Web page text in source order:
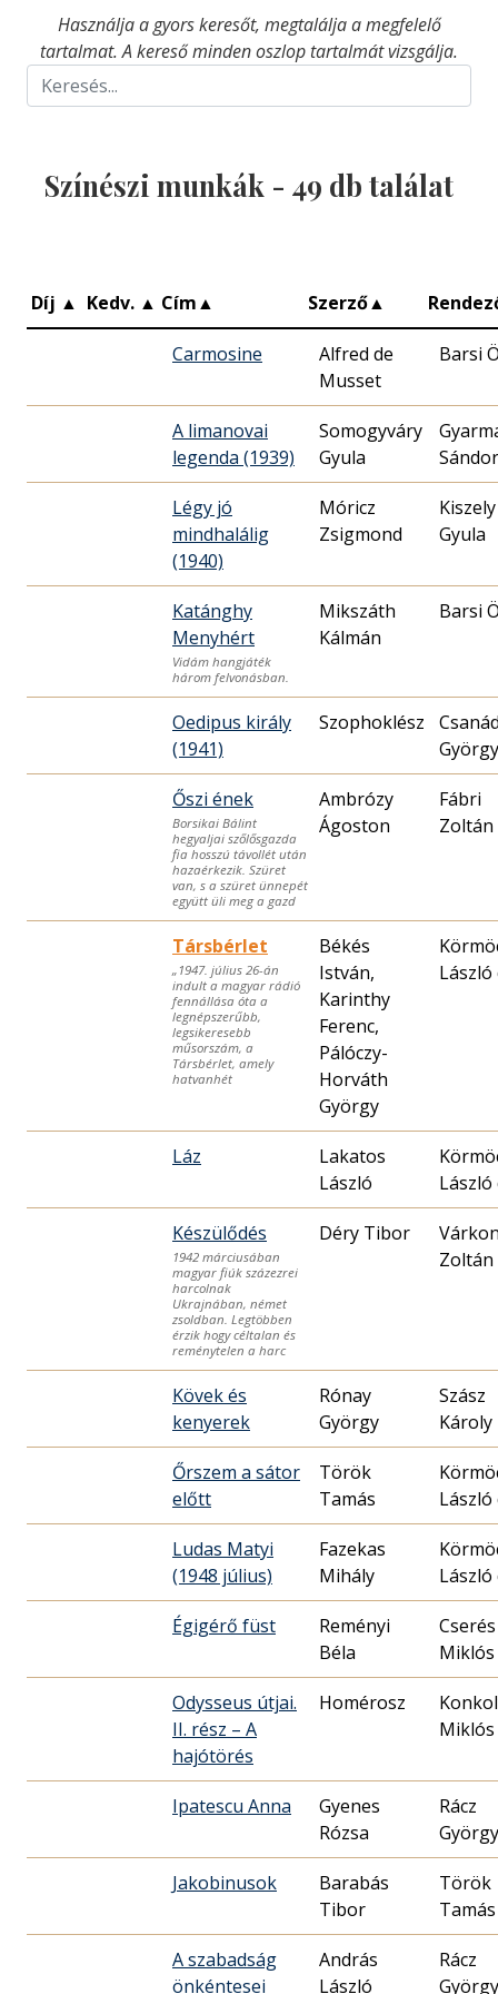
Használja a gyors keresőt, megtalálja a megfelelő
tartalmat. A kereső minden oszlop tartalmát vizsgálja.
Színészi munkák - 49 db találat
Díj ▲ Kedv. ▲ Cím▲ Szerző▲
Carmosine
Alfred de
Musset
Barsi
A limanovai
legenda (1939)
Somogyváry
Gyula
Sándor
Légy jó
mindhalálig
(1940)
Móricz
Zsigmond
Kiszely
Gyula
Katánghy
Menyhért
Vidám hangjáték
három felvonásban.
Mikszáth
Kálmán
Barsi
Oedipus király
(1941)
Szophoklész
György
Őszi ének
Borsikai Bálint
hegyaljai szőlősgazda
fia hosszú távollét után
hazaérkezik. Szüret
van, s a szüret ünnepét
együtt üli meg a gazd
Ambrózy
Ágoston
Fábri
Zoltán
Társbérlet
„1947. július 26-án
indult a magyar rádió
fennállása óta a
legnépszerűbb,
legsikeresebb
műsorszám, a
Társbérlet, amely
hatvanhét
Békés
István,
Karinthy
Ferenc,
Pálóczy-
Horváth
György
László
Láz
Lakatos
László
László
Készülődés
1942 márciusában
magyar fiúk százezrei
harcolnak
Ukrajnában, német
zsoldban. Legtöbben
érzik hogy céltalan és
reménytelen a harc
Déry Tibor
Zoltán
Kövek és
kenyerek
Rónay
György
Szász
Károly
Őrszem a sátor
előtt
Török
Tamás
László
Ludas Matyi
(1948 július)
Fazekas
Mihály
László
Égigérő füst
Reményi
Béla
Cserés
Miklós
Odysseus útjai.
II. rész – A
hajótörés
Homérosz
Miklós
Ipatescu Anna
Gyenes
Rózsa
Rácz
György
Jakobinusok
Barabás
Tibor
Török
Tamás
A szabadság
önkéntesei
András
László
Rácz
György